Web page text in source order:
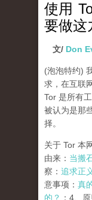
使用
要做这
文/ Don
(泡泡特约)
求，在互联
Tor 是所有
被认为是那
择。
关于 Tor 本
由来： 当搬
察： 追求正
意事项： 真
的？ ；4、原